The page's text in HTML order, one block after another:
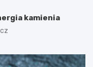
kamienia